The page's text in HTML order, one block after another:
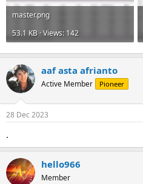
master.png
53.1 KB · Views: 142
aaf asta afrianto
Active Member Pioneer
28 Dec 2023
.
hello966
Member